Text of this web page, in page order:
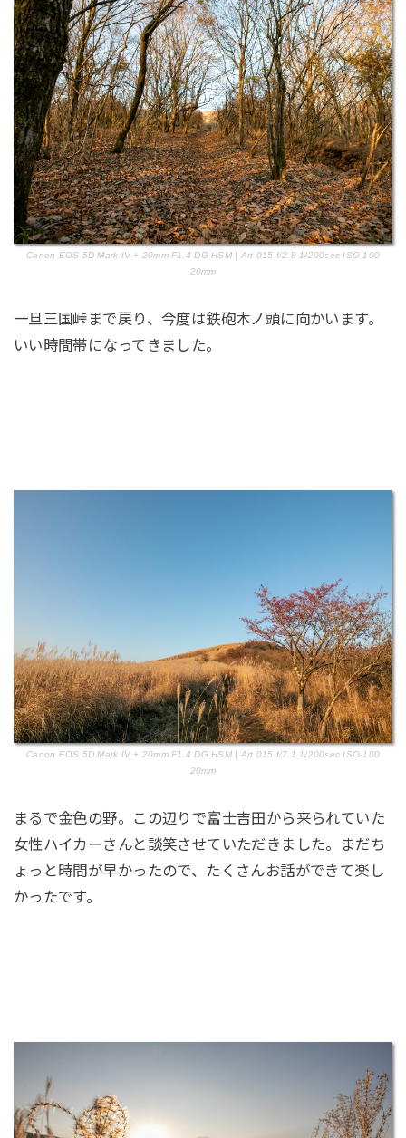
Canon EOS 5D Mark IV + 20mm F1.4 DG HSM | Art 015 f/2.8 1/200sec ISO-100
20mm
一旦三国峠まで戻り、今度は鉄砲木ノ頭に向かいます。
いい時間帯になってきました。
Canon EOS 5D Mark IV + 20mm F1.4 DG HSM | Art 015 f/7.1 1/200sec ISO-100
20mm
まるで金色の野。この辺りで富士吉田から来られていた
女性ハイカーさんと談笑させていただきました。まだち
ょっと時間が早かったので、たくさんお話ができて楽し
かったです。